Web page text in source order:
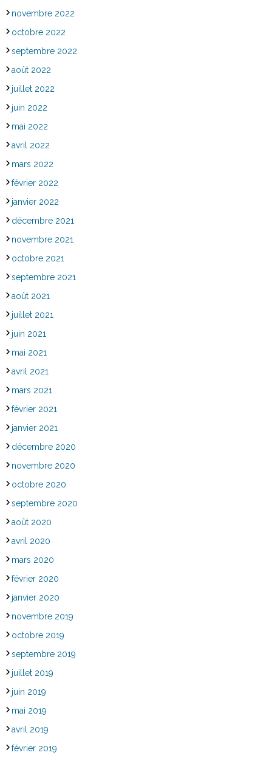
novembre 2022
octobre 2022
septembre 2022
août 2022
juillet 2022
juin 2022
mai 2022
avril 2022
mars 2022
février 2022
janvier 2022
décembre 2021
novembre 2021
octobre 2021
septembre 2021
août 2021
juillet 2021
juin 2021
mai 2021
avril 2021
mars 2021
février 2021
janvier 2021
décembre 2020
novembre 2020
octobre 2020
septembre 2020
août 2020
avril 2020
mars 2020
février 2020
janvier 2020
novembre 2019
octobre 2019
septembre 2019
juillet 2019
juin 2019
mai 2019
avril 2019
février 2019